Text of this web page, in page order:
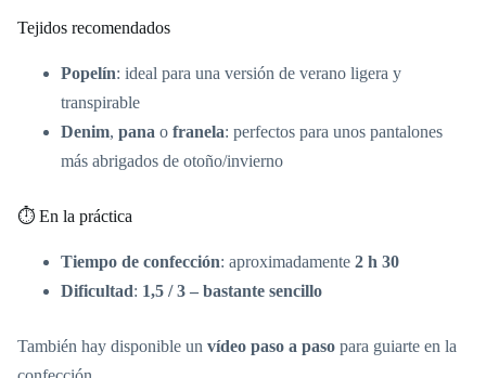
Tejidos recomendados
Popelín: ideal para una versión de verano ligera y
transpirable
Denim, pana o franela: perfectos para unos pantalones
más abrigados de otoño/invierno
⏱️ En la práctica
Tiempo de confección: aproximadamente 2 h 30
Dificultad: 1,5 / 3 – bastante sencillo
También hay disponible un vídeo paso a paso para guiarte en la